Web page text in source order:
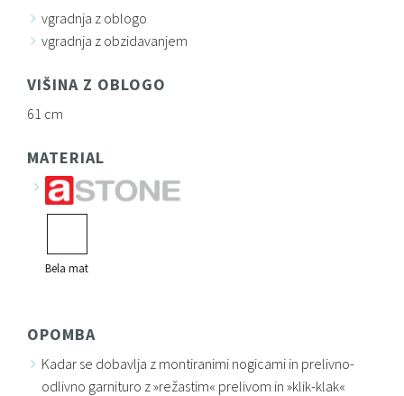
vgradnja z oblogo
vgradnja z obzidavanjem
VIŠINA Z OBLOGO
61 cm
MATERIAL
Bela mat
OPOMBA
Kadar se dobavlja z montiranimi nogicami in prelivno-
odlivno garnituro z »režastim« prelivom in »klik-klak«